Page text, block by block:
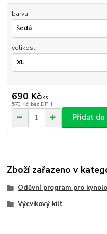
barva
velikost
690 Kč/ks
570 Kč bez DPH
Přidat do
Zboží zařazeno v
Oděvní program pro
Výcvikový kilt